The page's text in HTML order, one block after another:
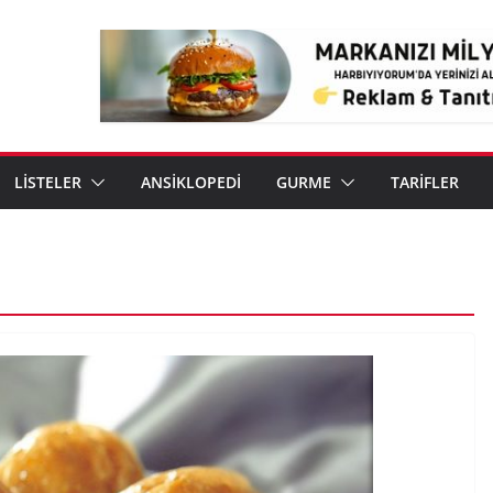
LİSTELER ANSİKLOPEDİ GURME TARİFLER